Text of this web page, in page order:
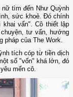
nữ tìm đến Như Quỳnh
sức khoẻ. Đó chính
vấn". Cô thiết lập
tư vấn, hướng
pháp của The Work.
tích cóp từ tiền dịch
số "vốn" khá lớn, đó
mến cô.